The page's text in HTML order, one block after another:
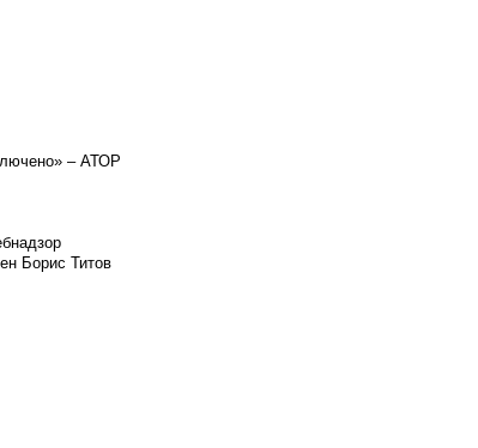
– АТОР
Борис Титов